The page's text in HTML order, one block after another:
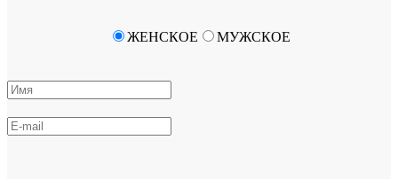
ЖЕНСКОЕ МУЖСКОЕ